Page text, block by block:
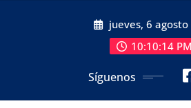
jueves, 6 agosto
10:10:15 PM
Síguenos